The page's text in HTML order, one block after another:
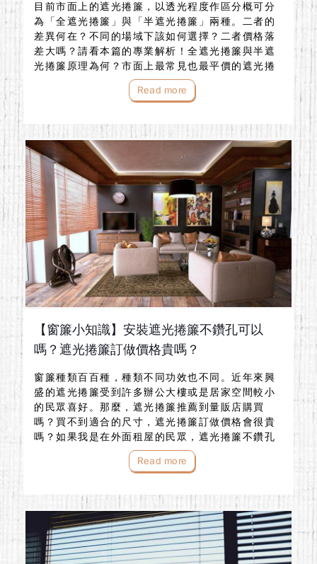
目前市面上的遮光捲簾，以透光程度作區分概可分
為「全遮光捲簾」與「半遮光捲簾」兩種。二者的
差異何在？不同的場域下該如何選擇？二者價格落
差大嗎？請看本篇的專業解析！全遮光捲簾與半遮
光捲簾原理為何？市面上最常見也最平價的遮光捲
簾材質通常為聚酯纖維布，通常在捲簾布的背後塗
上幾層的發泡膠(通常是三層)...
Read more
【窗簾小知識】安裝遮光捲簾不鑽孔可以
嗎？遮光捲簾訂做價格貴嗎？
窗簾種類百百種，種類不同功效也不同。近年來興
盛的遮光捲簾受到許多辦公大樓或是居家空間較小
的民眾喜好。那麼，遮光捲簾推薦到量販店購買
嗎？買不到適合的尺寸，遮光捲簾訂做價格會很貴
嗎？如果我是在外面租屋的民眾，遮光捲簾不鑽孔
是有辦法安裝的嗎？上述這些問題，就讓遮光捲簾
訂做專家布魯斯窗簾為你揭曉！遮光捲簾推薦給什
Read more